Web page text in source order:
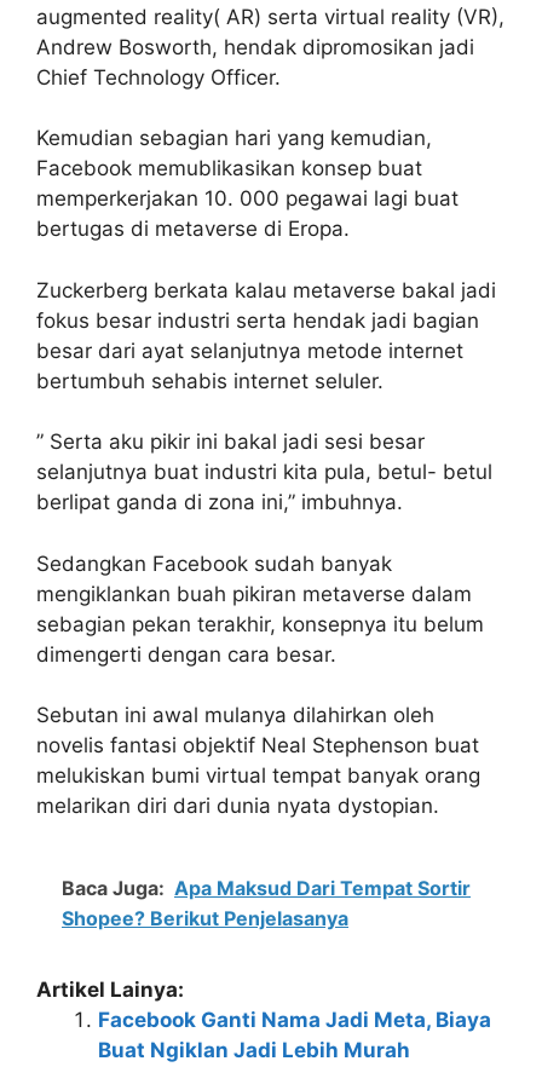
augmented reality( AR) serta virtual reality (VR),
Andrew Bosworth, hendak dipromosikan jadi
Chief Technology Officer.
Kemudian sebagian hari yang kemudian,
Facebook memublikasikan konsep buat
memperkerjakan 10. 000 pegawai lagi buat
bertugas di metaverse di Eropa.
Zuckerberg berkata kalau metaverse bakal jadi
fokus besar industri serta hendak jadi bagian
besar dari ayat selanjutnya metode internet
bertumbuh sehabis internet seluler.
” Serta aku pikir ini bakal jadi sesi besar
selanjutnya buat industri kita pula, betul- betul
berlipat ganda di zona ini,” imbuhnya.
Sedangkan Facebook sudah banyak
mengiklankan buah pikiran metaverse dalam
sebagian pekan terakhir, konsepnya itu belum
dimengerti dengan cara besar.
Sebutan ini awal mulanya dilahirkan oleh
novelis fantasi objektif Neal Stephenson buat
melukiskan bumi virtual tempat banyak orang
melarikan diri dari dunia nyata dystopian.
Baca Juga: Apa Maksud Dari Tempat Sortir
Shopee? Berikut Penjelasanya
Artikel Lainya:
Facebook Ganti Nama Jadi Meta, Biaya
Buat Ngiklan Jadi Lebih Murah